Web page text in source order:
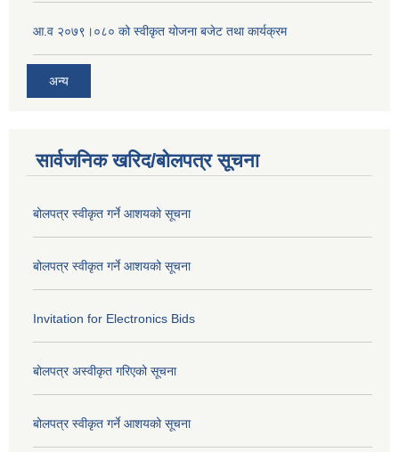
आ.व २०७९।०८० को स्वीकृत योजना बजेट तथा कार्यक्रम
अन्य
सार्वजनिक खरिद/बोलपत्र सूचना
बोलपत्र स्वीकृत गर्ने आशयको सूचना
बोलपत्र स्वीकृत गर्ने आशयको सूचना
Invitation for Electronics Bids
बोलपत्र अस्वीकृत गरिएको सूचना
बोलपत्र स्वीकृत गर्ने आशयको सूचना